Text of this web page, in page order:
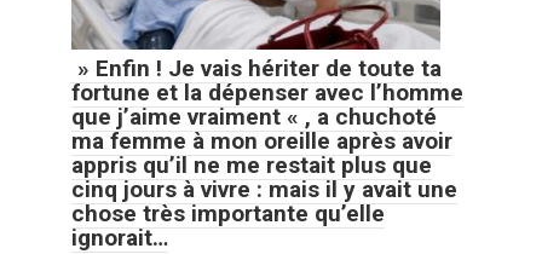
» Enfin ! Je vais hériter de toute ta
fortune et la dépenser avec l’homme
que j’aime vraiment « , a chuchoté
ma femme à mon oreille après avoir
appris qu’il ne me restait plus que
cinq jours à vivre : mais il y avait une
chose très importante qu’elle
ignorait…